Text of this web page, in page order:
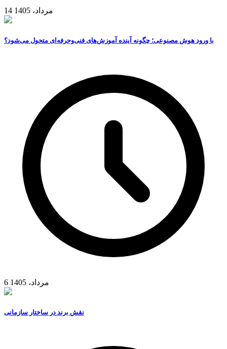
14 مرداد، 1405
با ورود هوش مصنوعی؛ چگونه آینده آموزش‌های فنی‌وحرفه‌ای متحول می‌شود؟
6 مرداد، 1405
نقش برند در ساختار سازمانی